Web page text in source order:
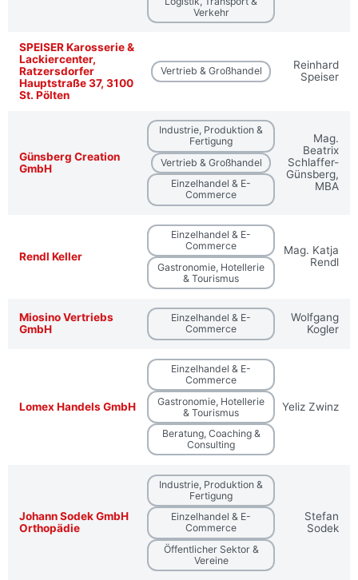
Verkehr
SPEISER Karosserie &
Lackiercenter,
Ratzersdorfer
Hauptstraße 37, 3100
St. Pölten
Vertrieb & Großhandel
Reinhard
Speiser
Günsberg Creation
GmbH
Industrie, Produktion &
Fertigung
Vertrieb & Großhandel
Einzelhandel & E-
Commerce
Mag.
Beatrix
Schlaffer-
Günsberg,
MBA
Rendl Keller
Einzelhandel & E-
Commerce
Gastronomie, Hotellerie
& Tourismus
Mag. Katja
Rendl
Miosino Vertriebs
GmbH
Einzelhandel & E-
Commerce
Wolfgang
Kogler
Lomex Handels GmbH
Einzelhandel & E-
Commerce
Gastronomie, Hotellerie
& Tourismus
Beratung, Coaching &
Consulting
Yeliz Zwinz
Johann Sodek GmbH
Orthopädie
Industrie, Produktion &
Fertigung
Einzelhandel & E-
Commerce
Öffentlicher Sektor &
Vereine
Stefan
Sodek